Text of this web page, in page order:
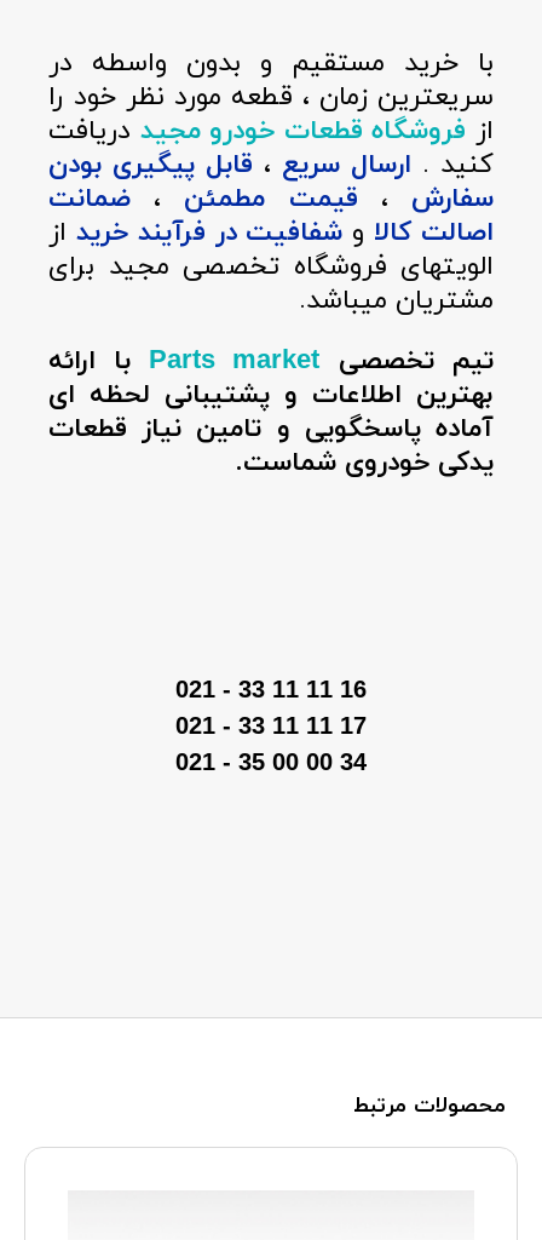
با خرید مستقیم و بدون واسطه در
سریعترین زمان ، قطعه مورد نظر خود را
از فروشگاه قطعات خودرو مجید دریافت
کنید . ارسال سریع ، قابل پیگیری بودن
سفارش
، قیمت مطمئن ، ضمانت
اصالت کالا و شفافیت در فرآیند خرید از
الویتهای فروشگاه تخصصی مجید برای
مشتریان میباشد.
تیم تخصصی
Parts market
با ارائه
بهترین اطلاعات و پشتیبانی لحظه ای
آماده پاسخگویی و تامین نیاز قطعات
یدکی خودروی شماست.
16 11 11 33 - 021
17 11 11 33 - 021
34 00 00 35 - 021
محصولات مرتبط